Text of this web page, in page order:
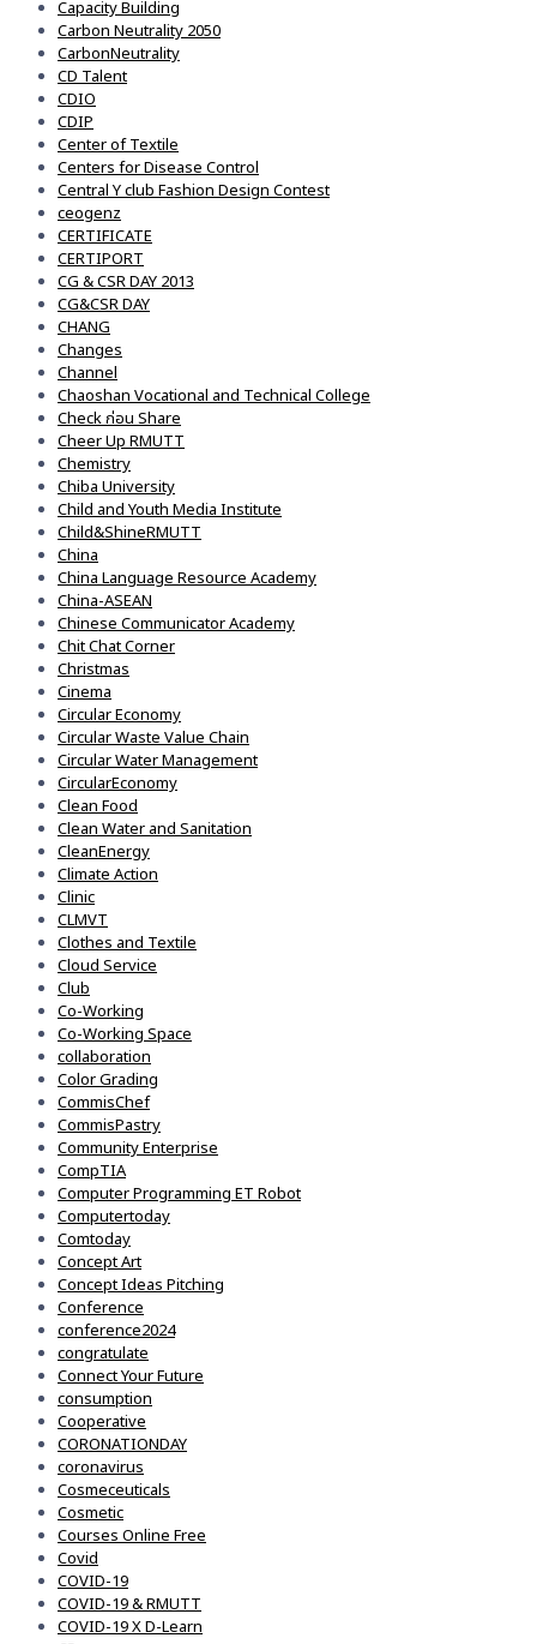
Capacity Building
Carbon Neutrality 2050
CarbonNeutrality
CD Talent
CDIO
CDIP
Center of Textile
Centers for Disease Control
Central Y club Fashion Design Contest
ceogenz
CERTIFICATE
CERTIPORT
CG & CSR DAY 2013
CG&CSR DAY
CHANG
Changes
Channel
Chaoshan Vocational and Technical College
Check ก่อน Share
Cheer Up RMUTT
Chemistry
Chiba University
Child and Youth Media Institute
Child&ShineRMUTT
China
China Language Resource Academy
China-ASEAN
Chinese Communicator Academy
Chit Chat Corner
Christmas
Cinema
Circular Economy
Circular Waste Value Chain
Circular Water Management
CircularEconomy
Clean Food
Clean Water and Sanitation
CleanEnergy
Climate Action
Clinic
CLMVT
Clothes and Textile
Cloud Service
Club
Co-Working
Co-Working Space
collaboration
Color Grading
CommisChef
CommisPastry
Community Enterprise
CompTIA
Computer Programming ET Robot
Computertoday
Comtoday
Concept Art
Concept Ideas Pitching
Conference
conference2024
congratulate
Connect Your Future
consumption
Cooperative
CORONATIONDAY
coronavirus
Cosmeceuticals
Cosmetic
Courses Online Free
Covid
COVID-19
COVID-19 & RMUTT
COVID-19 X D-Learn